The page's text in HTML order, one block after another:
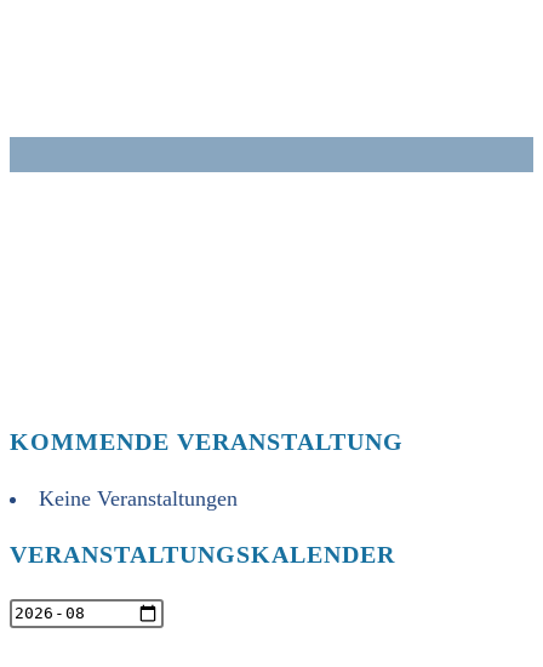
KOMMENDE VERANSTALTUNG
Keine Veranstaltungen
VERANSTALTUNGSKALENDER